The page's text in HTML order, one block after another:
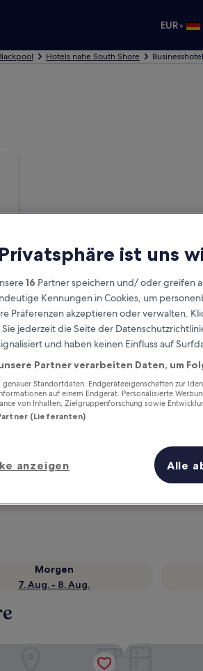
EUR•
Hotels nahe South Shore
Verdiene Prämien für
wahrgenommene
Morgen
7. Aug. - 8. Aug.
ist uns
16 Partner speichern und/ oder greifen
Kennungen in Cookies, um
Präferenzen akzeptieren oder verwalten.
jederzeit die Seite der
und haben keinen Einfluss auf
Partner verarbeiten Daten, um
genauer Standortdaten. Endgeräteeigenschaften zur
auf einem Endgerät. Personalisierte
von Inhalten, Zielgruppenforschung sowie
(Lieferanten)
anzeigen Alle